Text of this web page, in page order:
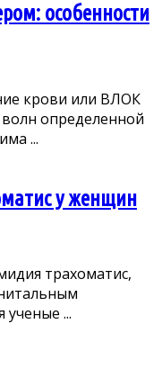
особенности
крови или ВЛОК
определенной
...
у женщин
трахоматис,
...